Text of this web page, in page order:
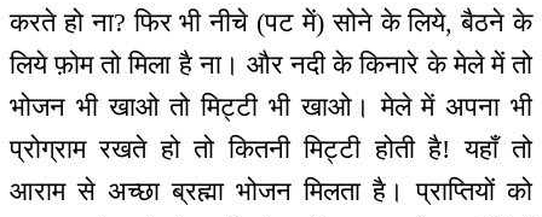
करते हो ना? फिर भी नीचे (पट में) सोने के लिये, बैठने के
लिये फ़ोम तो मिला है ना। और नदी के किनारे के मेले में तो
भोजन भी खाओ तो मिट्टी भी खाओ। मेले में अपना भी
प्रोग्राम रखते हो तो कितनी मिट्टी होती है! यहाँ तो
आराम से अच्छा ब्रह्मा भोजन मिलता है। प्राप्तियों को